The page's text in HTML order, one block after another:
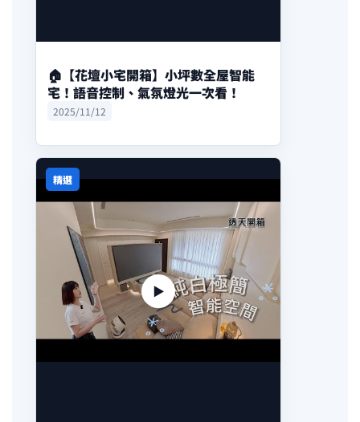
🏠【花壇小宅開箱】小坪數全屋智能
宅！語音控制、氣氛燈光一次看！
2025/11/12
▶
精選